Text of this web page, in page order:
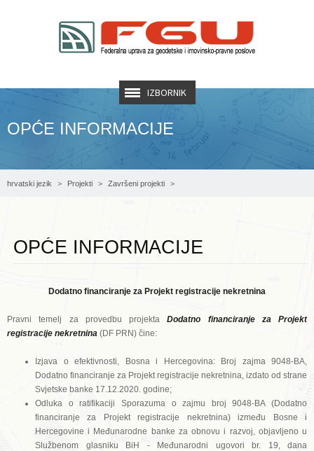
IZBORNIK
OPĆE INFORMACIJE
hrvatski jezik Projekti Završeni projekti
OPĆE INFORMACIJE
Dodatno financiranje za Projekt registracije nekretnina
Pravni temelj za provedbu projektaDodatno financiranje za Projekt
registracije nekretnina (DF PRN) čine:
Izjava o efektivnosti, Bosna i Hercegovina: Broj zajma 9048-BA,
Dodatno financiranje za Projekt registracije nekretnina, izdato od strane
Svjetske banke 17.12.2020. godine;
Odluka o ratifikaciji Sporazuma o zajmu broj 9048-BA (Dodatno
financiranje za Projekt registracije nekretnina) između Bosne i
Hercegovine i Međunarodne banke za obnovu i razvoj, objavljeno u
Službenom glasniku BiH - Međunarodni ugovori br. 19, dana